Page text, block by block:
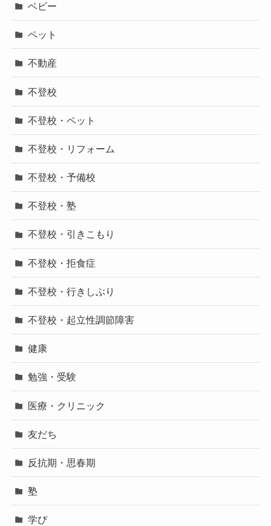
ベビー
ペット
不動産
不登校
不登校・ペット
不登校・リフォーム
不登校・予備校
不登校・塾
不登校・引きこもり
不登校・拒食症
不登校・行きしぶり
不登校・起立性調節障害
健康
勉強・受験
医療・クリニック
友だち
反抗期・思春期
塾
学び